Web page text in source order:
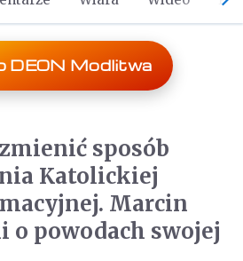
DEON Modlitwa
sposób
Katolickiej
Marcin
o powodach swojej